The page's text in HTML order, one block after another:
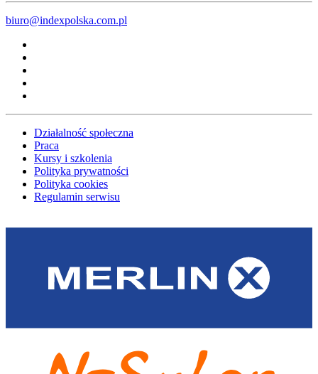
biuro@indexpolska.com.pl
Działalność społeczna
Praca
Kursy i szkolenia
Polityka prywatności
Polityka cookies
Regulamin serwisu